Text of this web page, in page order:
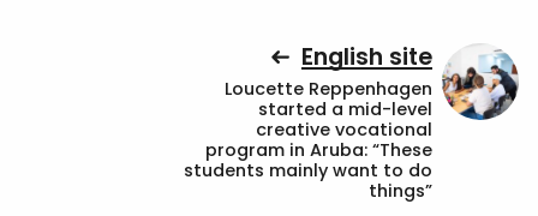
English site
Loucette Reppenhagen
started a mid-level
creative vocational
program in Aruba: “These
students mainly want to do
things”